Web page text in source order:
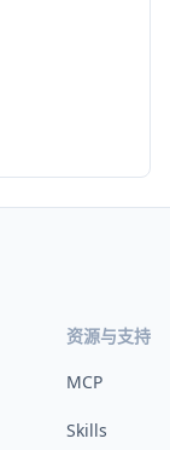
资源与支持
MCP
Skills